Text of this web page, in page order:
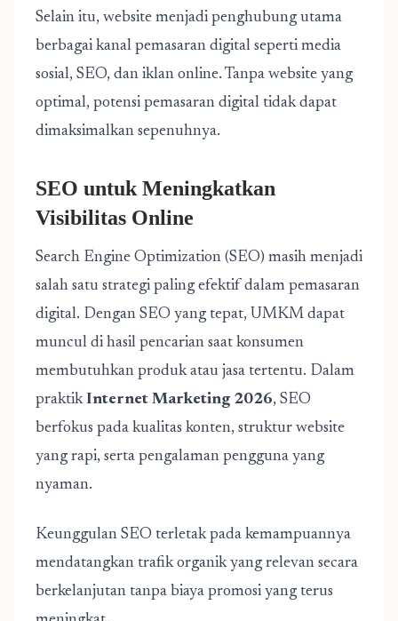
Selain itu, website menjadi penghubung utama
berbagai kanal pemasaran digital seperti media
sosial, SEO, dan iklan online. Tanpa website yang
optimal, potensi pemasaran digital tidak dapat
dimaksimalkan sepenuhnya.
SEO untuk Meningkatkan
Visibilitas Online
Search Engine Optimization (SEO) masih menjadi
salah satu strategi paling efektif dalam pemasaran
digital. Dengan SEO yang tepat, UMKM dapat
muncul di hasil pencarian saat konsumen
membutuhkan produk atau jasa tertentu. Dalam
praktikInternet Marketing 2026, SEO
berfokus pada kualitas konten, struktur website
yang rapi, serta pengalaman pengguna yang
nyaman.
Keunggulan SEO terletak pada kemampuannya
mendatangkan trafik organik yang relevan secara
berkelanjutan tanpa biaya promosi yang terus